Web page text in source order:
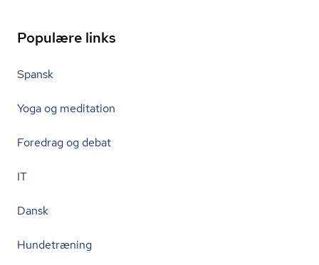
Populære links
Spansk
Yoga og meditation
Foredrag og debat
IT
Dansk
Hundetræning